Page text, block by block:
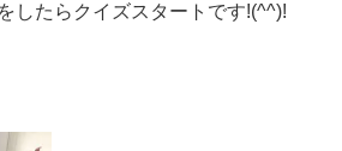
したらクイズスタートです!(^^)!